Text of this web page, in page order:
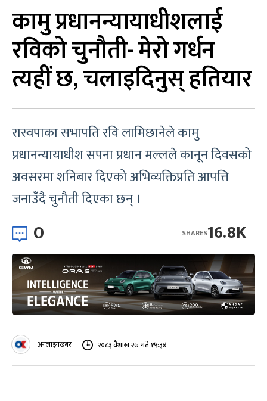
कामु प्रधानन्यायाधीशलाई
रविको चुनौती- मेरो गर्धन
त्यहीं छ, चलाइदिनुस् हतियार
रास्वपाका सभापति रवि लामिछानेले कामु
प्रधानन्यायाधीश सपना प्रधान मल्लले कानून दिवसको
अवसरमा शनिबार दिएको अभिव्यक्तिप्रति आपत्ति
जनाउँदै चुनौती दिएका छन् ।
0 16.8K
SHARES
अनलाइनखबर २०८३ वैशाख २७ गते १५:३४